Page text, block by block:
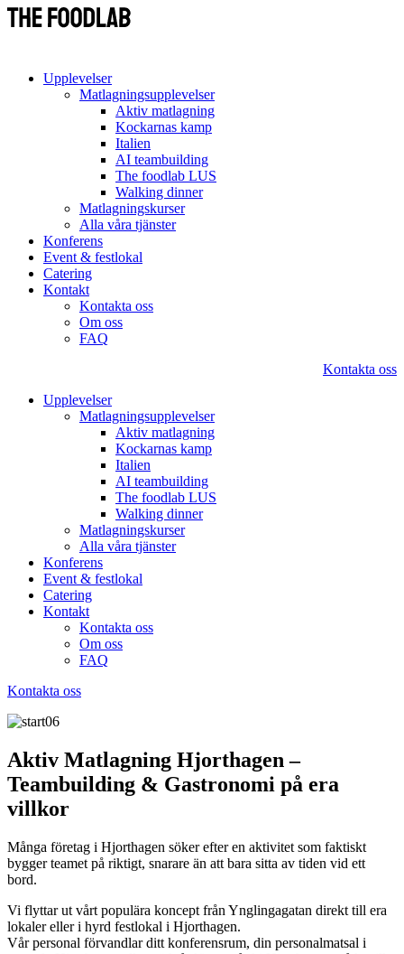
Upplevelser
Matlagningsupplevelser
Aktiv matlagning
Kockarnas kamp
Italien
AI teambuilding
The foodlab LUS
Walking dinner
Matlagningskurser
Alla våra tjänster
Konferens
Event & festlokal
Catering
Kontakt
Kontakta oss
Om oss
FAQ
Kontakta oss
Upplevelser
Matlagningsupplevelser
Aktiv matlagning
Kockarnas kamp
Italien
AI teambuilding
The foodlab LUS
Walking dinner
Matlagningskurser
Alla våra tjänster
Konferens
Event & festlokal
Catering
Kontakt
Kontakta oss
Om oss
FAQ
Kontakta oss
Aktiv Matlagning Hjorthagen –
Teambuilding & Gastronomi på era
villkor
Många företag i Hjorthagen söker efter en aktivitet som faktiskt
bygger teamet på riktigt, snarare än att bara sitta av tiden vid ett
bord.
Vi flyttar ut vårt populära koncept från Ynglingagatan direkt till era
lokaler eller i hyrd festlokal i Hjorthagen.
Vår personal förvandlar ditt konferensrum, din personalmatsal i